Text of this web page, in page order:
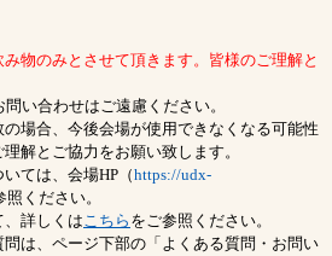
物のみとさせて頂きます。皆様のご理解と
い合わせはご遠慮ください。
場合、今後会場が使用できなくなる可能性
解とご協力をお願い致します。
ては、会場HP（https://udx-
照ください。
詳しくはこちら をご参照ください。
は、ページ下部の「よくある質問・お問い